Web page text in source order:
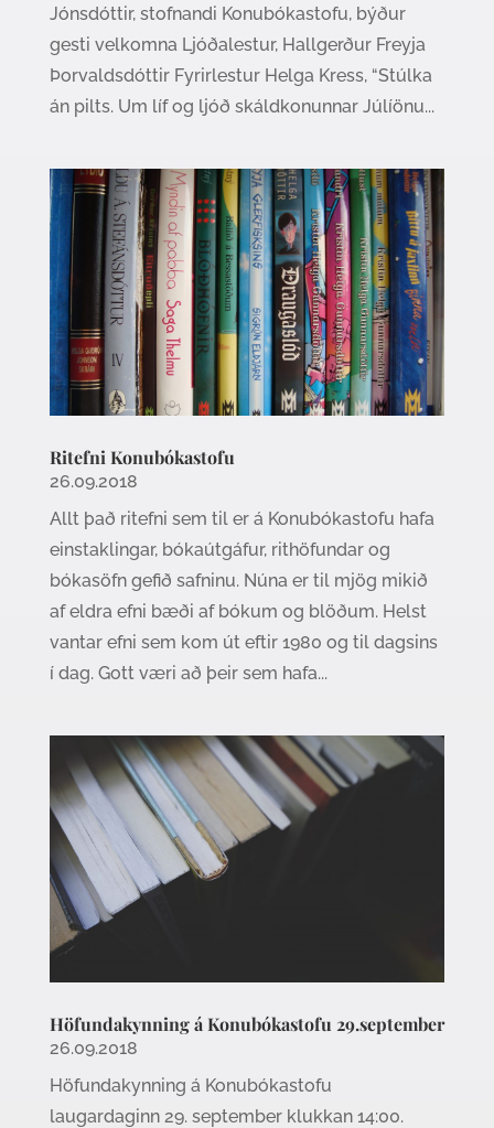
Jónsdóttir, stofnandi Konubókastofu, býður
gesti velkomna Ljóðalestur, Hallgerður Freyja
Þorvaldsdóttir Fyrirlestur Helga Kress, “Stúlka
án pilts. Um líf og ljóð skáldkonunnar Júlíönu...
Ritefni Konubókastofu
26.09.2018
Allt það ritefni sem til er á Konubókastofu hafa
einstaklingar, bókaútgáfur, rithöfundar og
bókasöfn gefið safninu. Núna er til mjög mikið
af eldra efni bæði af bókum og blöðum. Helst
vantar efni sem kom út eftir 1980 og til dagsins
í dag. Gott væri að þeir sem hafa...
Höfundakynning á Konubókastofu 29.september
26.09.2018
Höfundakynning á Konubókastofu
laugardaginn 29. september klukkan 14:00.